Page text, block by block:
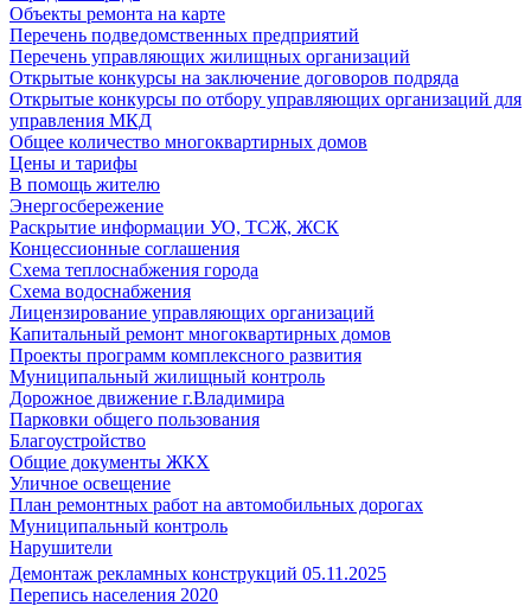
Объекты ремонта на карте
Перечень подведомственных предприятий
Перечень управляющих жилищных организаций
Открытые конкурсы на заключение договоров подряда
Открытые конкурсы по отбору управляющих организаций для
управления МКД
Общее количество многоквартирных домов
Цены и тарифы
В помощь жителю
Энергосбережение
Раскрытие информации УО, ТСЖ, ЖСК
Концессионные соглашения
Схема теплоснабжения города
Схема водоснабжения
Лицензирование управляющих организаций
Капитальный ремонт многоквартирных домов
Проекты программ комплексного развития
Муниципальный жилищный контроль
Дорожное движение г.Владимира
Парковки общего пользования
Благоустройство
Общие документы ЖКХ
Уличное освещение
План ремонтных работ на автомобильных дорогах
Муниципальный контроль
Нарушители
Демонтаж рекламных конструкций 05.11.2025
Перепись населения 2020